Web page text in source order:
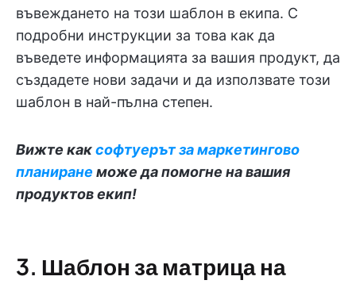
въвеждането на този шаблон в екипа. С
подробни инструкции за това как да
въведете информацията за вашия продукт, да
създадете нови задачи и да използвате този
шаблон в най-пълна степен.
Вижте каксофтуерът за маркетингово
планиране може да помогне на вашия
продуктов екип!
3. Шаблон за матрица на